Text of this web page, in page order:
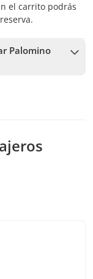
el carrito podrás
Palomino